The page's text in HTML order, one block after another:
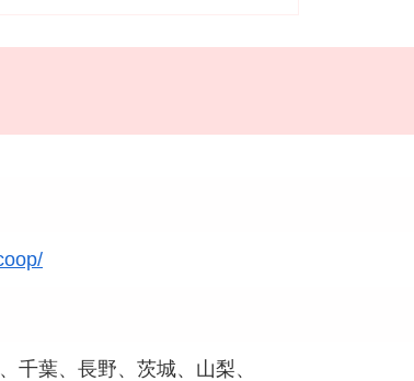
千葉、長野、茨城、山梨、